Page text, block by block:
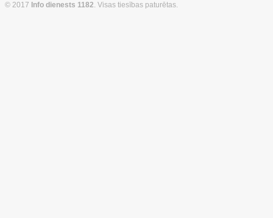
© 2017 Info dienests 1182. Visas tiesības paturētas.